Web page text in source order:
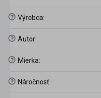
? Výrobca:
? Autor:
? Mierka:
? Náročnosť: